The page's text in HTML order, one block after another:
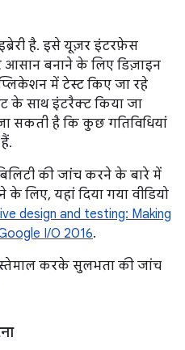
है. इसे यूज़र इंटरफ़ेस
बनाने के लिए डिज़ाइन
में टेस्ट किए जा रहे
के साथ इंटरैक्ट किया जा
सकती है कि कुछ गतिविधियां
की जांच करने के बारे में
लिए, यहां दिया गया वीडियो
design and testing: Making
I/O 2016.
करके सुलभता की जांच